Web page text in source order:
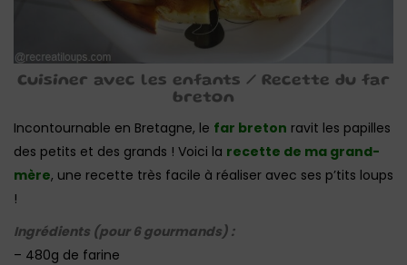
Cuisiner avec les enfants / Recette du far
breton
Incontournable en Bretagne, le far breton ravit les papilles
des petits et des grands ! Voici la recette de ma grand-
mère, une recette très facile à réaliser avec ses p’tits loups
!
Ingrédients (pour 6 gourmands) :
– 480g de farine